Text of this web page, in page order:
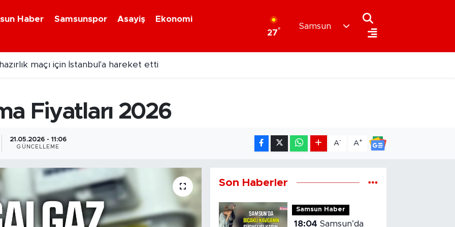
Haber Samsunspor Asayiş
Ekonomi
27°
Samsun
maçı için İstanbul'a hareket etti
Fiyatları 2026
21.05.2026 - 11:06
GÜNCELLEME
A- A+
Son Haberler
Samsun Haber
18:04 Samsun’da